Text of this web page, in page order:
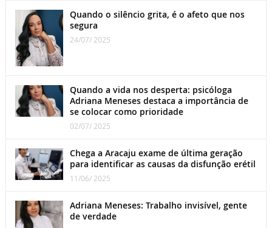
Quando o silêncio grita, é o afeto que nos
segura
24/07/ 2025
Quando a vida nos desperta: psicóloga
Adriana Meneses destaca a importância de
se colocar como prioridade
02/07/ 2025
Chega a Aracaju exame de última geração
para identificar as causas da disfunção erétil
11/06/ 2025
Adriana Meneses: Trabalho invisível, gente
de verdade